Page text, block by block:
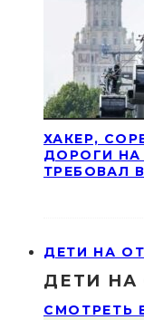
ХАКЕР,
ДОРОГИ НА
ТРЕБОВАЛ
ДЕТИ НА
ДЕТИ НА
СМОТРЕТЬ